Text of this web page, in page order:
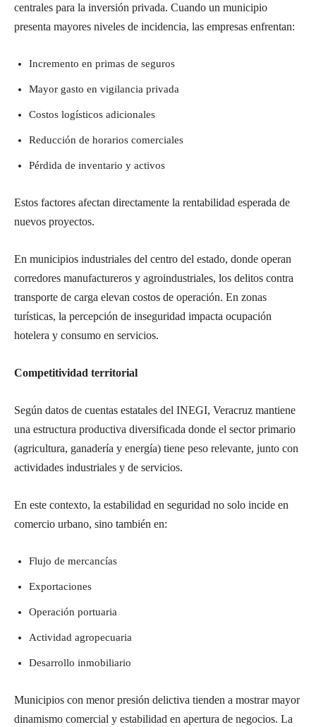
centrales para la inversión privada. Cuando un municipio
presenta mayores niveles de incidencia, las empresas enfrentan:
Incremento en primas de seguros
Mayor gasto en vigilancia privada
Costos logísticos adicionales
Reducción de horarios comerciales
Pérdida de inventario y activos
Estos factores afectan directamente la rentabilidad esperada de
nuevos proyectos.
En municipios industriales del centro del estado, donde operan
corredores manufactureros y agroindustriales, los delitos contra
transporte de carga elevan costos de operación. En zonas
turísticas, la percepción de inseguridad impacta ocupación
hotelera y consumo en servicios.
Competitividad territorial
Según datos de cuentas estatales del INEGI, Veracruz mantiene
una estructura productiva diversificada donde el sector primario
(agricultura, ganadería y energía) tiene peso relevante, junto con
actividades industriales y de servicios.
En este contexto, la estabilidad en seguridad no solo incide en
comercio urbano, sino también en:
Flujo de mercancías
Exportaciones
Operación portuaria
Actividad agropecuaria
Desarrollo inmobiliario
Municipios con menor presión delictiva tienden a mostrar mayor
dinamismo comercial y estabilidad en apertura de negocios. La